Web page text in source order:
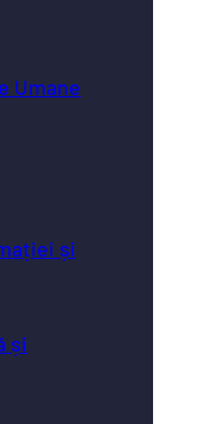
Umane
și
și